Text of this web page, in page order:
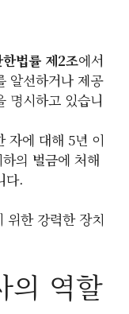
법률 제2조에서
알선하거나 제공
명시하고 있습니
자에 대해 5년 이
의 벌금에 처해
다.
위한 강력한 장치
의 역할